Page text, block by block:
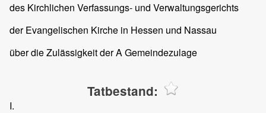
des Kirchlichen Verfassungs- und Verwaltungsgerichts
der Evangelischen Kirche in Hessen und Nassau
über die Zulässigkeit der A Gemeindezulage
Tatbestand:
I.